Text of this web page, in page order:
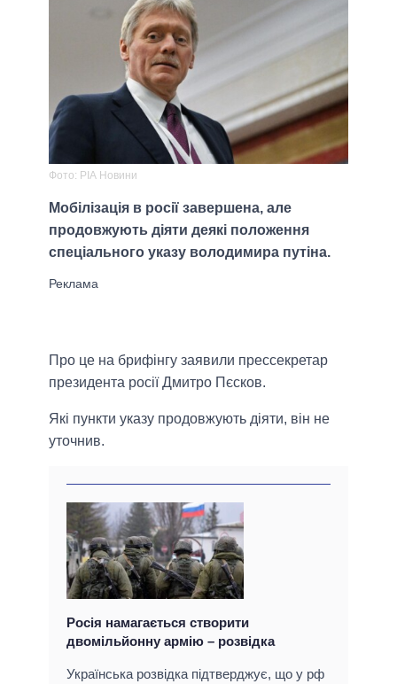
Фото: РІА Новини
Мобілізація в росії завершена, але
продовжують діяти деякі положення
спеціального указу володимира путіна.
Про це на брифінгу заявили прессекретар
президента росії Дмитро Пєсков.
Які пункти указу продовжують діяти, він не
уточнив.
Росія намагається створити
двомільйонну армію – розвідка
Українська розвідка підтверджує, що у рф